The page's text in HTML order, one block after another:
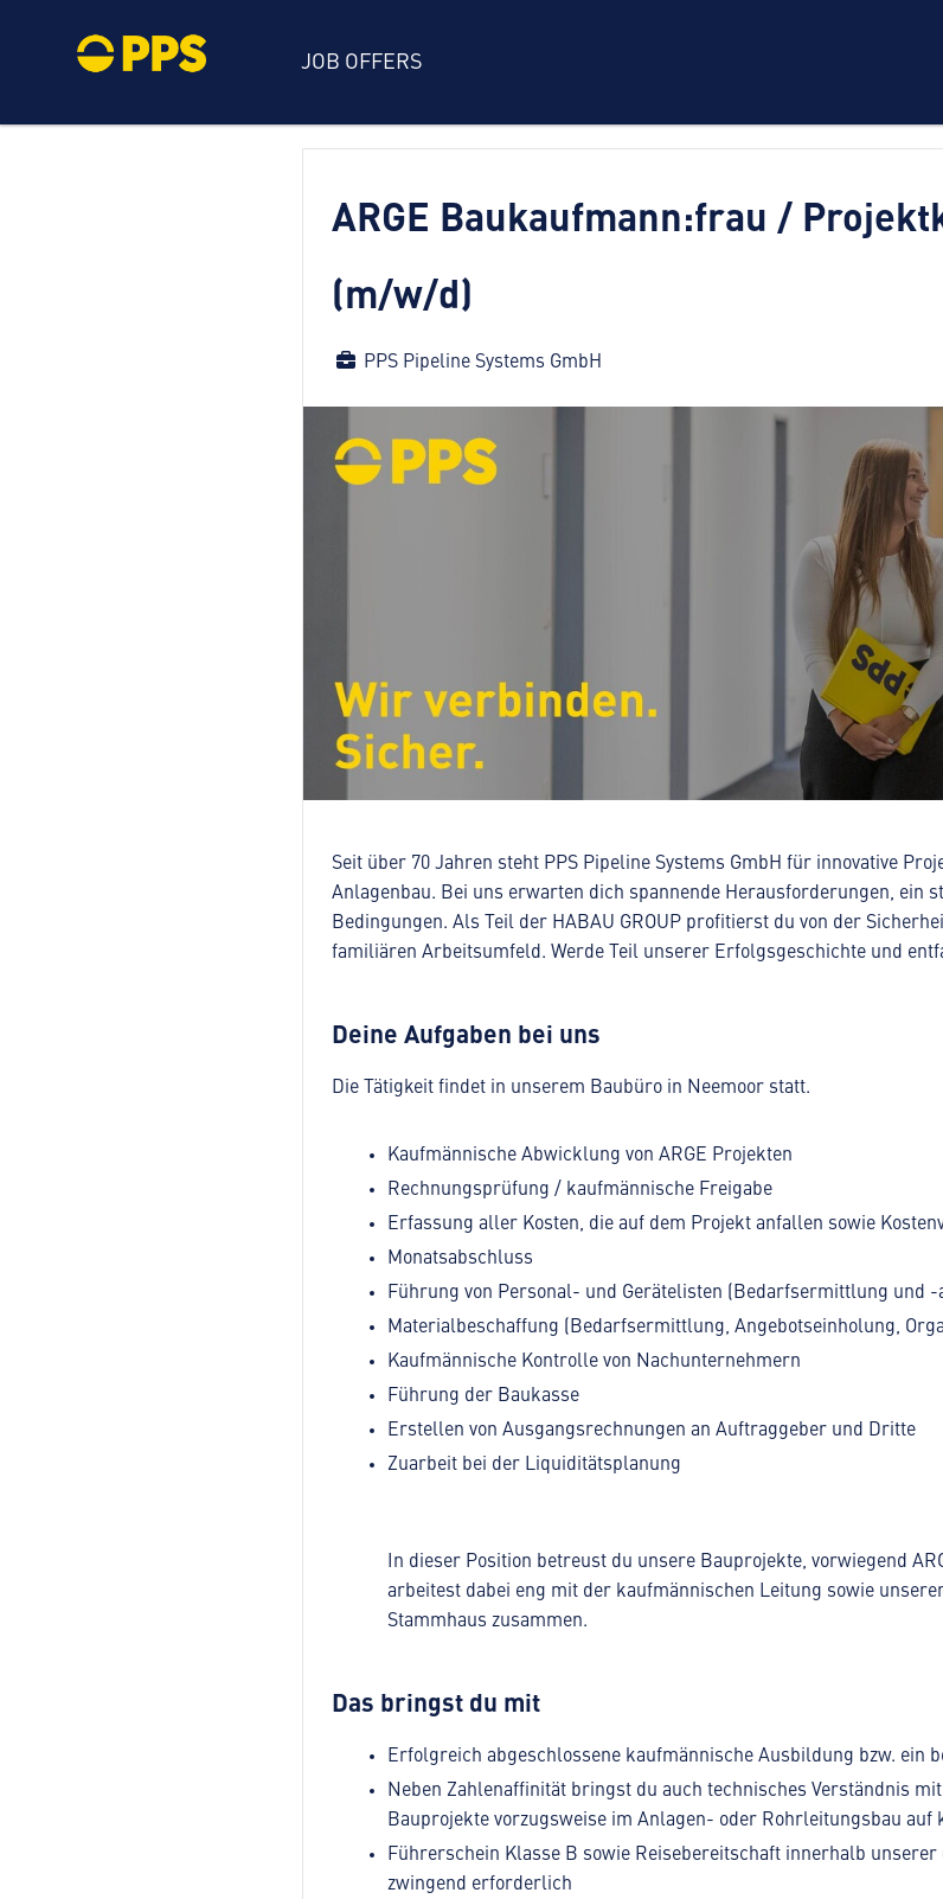
JOB OFFERS
ARGE Baukaufmann:frau /
(m/w/d)
PPS Pipeline Systems GmbH
Seit über 70 Jahren steht PPS Pipeline Systems GmbH für innovative
Anlagenbau. Bei uns erwarten dich spannende Herausforderungen, ein
Bedingungen. Als Teil der HABAU GROUP profitierst du von der
familiären Arbeitsumfeld. Werde Teil unserer Erfolgsgeschichte und
Deine Aufgaben bei uns
Die Tätigkeit findet in unserem Baubüro in Neemoor statt.
Kaufmännische Abwicklung von ARGE Projekten
Rechnungsprüfung / kaufmännische Freigabe
Erfassung aller Kosten, die auf dem Projekt anfallen sowie
Monatsabschluss
Führung von Personal- und Gerätelisten (Bedarfsermittlung und
Materialbeschaffung (Bedarfsermittlung, Angebotseinholung,
Kaufmännische Kontrolle von Nachunternehmern
Führung der Baukasse
Erstellen von Ausgangsrechnungen an Auftraggeber und Dritte
Zuarbeit bei der Liquiditätsplanung
In dieser Position betreust du unsere Bauprojekte, vorwiegend
arbeitest dabei eng mit der kaufmännischen Leitung sowie
Stammhaus zusammen.
Das bringst du mit
Erfolgreich abgeschlossene kaufmännische Ausbildung bzw. ein
Neben Zahlenaffinität bringst du auch technisches Verständnis
Bauprojekte vorzugsweise im Anlagen- oder Rohrleitungsbau auf
Führerschein Klasse B sowie Reisebereitschaft innerhalb
zwingend erforderlich